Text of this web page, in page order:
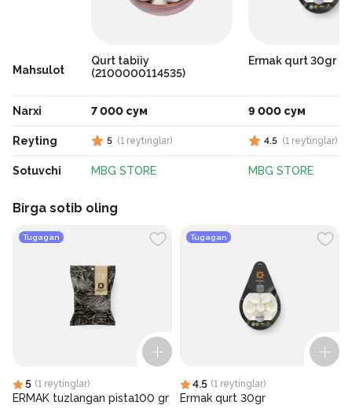
Mahsulot
Narxi
Reyting
Sotuvchi
Qurt tabiiy
(2100000114535)
7 000 сум
5 (1 reytinglar)
MBG STORE
Ermak qurt 30gr
9 000 сум
4.5 (1 reytinglar)
MBG STORE
Birga sotib oling
Tugagan
5 (1 reytinglar)
ERMAK tuzlangan pista100 gr
Tugagan
4.5 (1 reytinglar)
Ermak qurt 30gr